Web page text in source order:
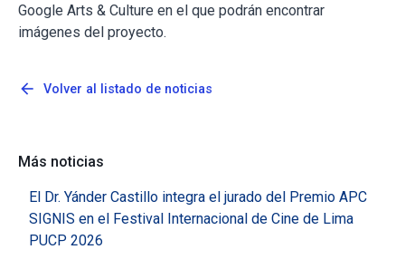
Google Arts & Culture en el que podrán encontrar
imágenes del proyecto.
arrow_back Volver al listado de noticias
Más noticias
El Dr. Yánder Castillo integra el jurado del Premio APC
SIGNIS en el Festival Internacional de Cine de Lima
PUCP 2026